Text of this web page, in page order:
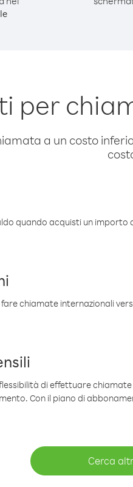
per
a un costo
quando acquisti un
chiamate internazionali
di effettuare
Con il piano di
Cerca